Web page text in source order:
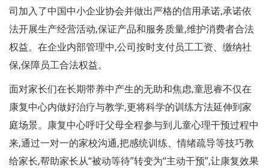
司加入了中国中小企业协会并做出严格的信用承诺,承诺依
法开展生产经营活动,保证产品和服务质量,维护消费者合法
权益。在企业内部管理中,公司按时支付员工工资、缴纳社
保,保障员工合法权益。
面对家长们在长期带养中产生的无助和焦虑,童思睿不仅在
康复中心内做好治疗与教学,更将科学的训练方法延伸到家
庭场景。康复中心呼吁父母全程参与到儿童心理干预过程中
来,通过一对一的家校沟通,把感统训练、情绪疏导等技巧教
给家长,帮助家长从“被动等待”转变为“主动干预”,让康复效果